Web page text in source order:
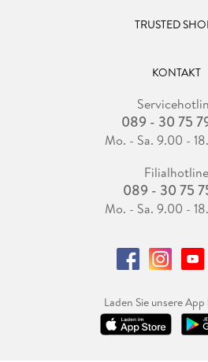
TRUSTED
KONTAKT
089 - 30 75
Mo. - Sa. 9.00 -
Filialhotline
089 - 30 75
Mo. - Sa. 9.00 -
Laden Sie unsere